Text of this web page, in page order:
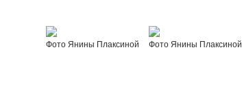
Фото Янины Плаксиной Фото Янины Плаксиной